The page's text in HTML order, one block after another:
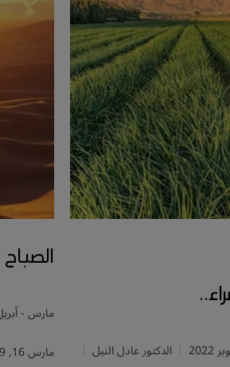
الدكتور عادل النيل
الصباح
مارس - أبريل | 2019
مارس 16, 2019